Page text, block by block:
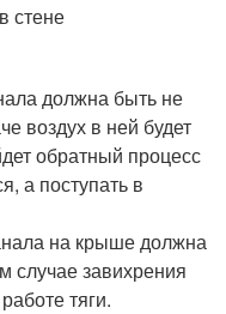
стене
должна быть не
воздух в ней будет
обратный процесс
а поступать в
на крыше должна
случае завихрения
тяги.